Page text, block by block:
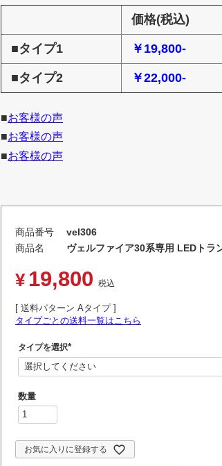
価格(税込)
■タイプ1 ￥19,800-
■タイプ2 ￥22,000-
■お客様の声
■お客様の声
■お客様の声
商品番号
vel306
商品名
ヴェルファイア30系専用 LEDトラ
¥ 19,800 税込
送料パターン Aタイプ
タイプごとの送料一覧はこちら
タイプを選択
(
必
須
お気に入りに登録する